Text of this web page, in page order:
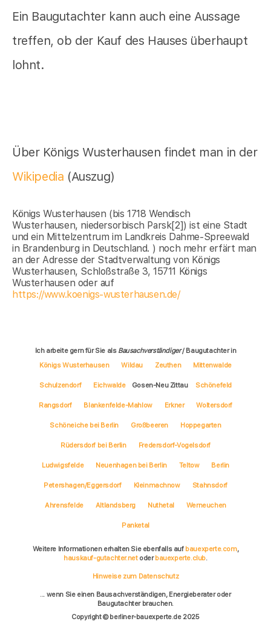
Ein Baugutachter kann auch eine Aussage
treffen, ob der Kauf des Hauses überhaupt
lohnt.
Über Königs Wusterhausen findet man in der
Wikipedia (Auszug)
Königs Wusterhausen (bis 1718 Wendisch
Wusterhausen, niedersorbisch Parsk[2]) ist eine Stadt
und ein Mittelzentrum im Landkreis Dahme-Spreewald
in Brandenburg in Deutschland. ) noch mehr erfärt man
an der Adresse der Stadtverwaltung von Königs
Wusterhausen, Schloßstraße 3, 15711 Königs
Wusterhausen oder auf
https://www.koenigs-wusterhausen.de/
Ich arbeite gern für Sie als Bausachverständiger/ Baugutachter in
Königs Wusterhausen
Wildau Zeuthen Mittenwalde
Schulzendorf Eichwalde Gosen-Neu Zittau Schönefeld
Rangsdorf Blankenfelde-Mahlow Erkner Woltersdorf
Schöneiche bei Berlin Großbeeren Hoppegarten
Rüdersdorf bei Berlin Fredersdorf-Vogelsdorf
Ludwigsfelde Neuenhagen bei Berlin Teltow Berlin
Petershagen/Eggersdorf Kleinmachnow Stahnsdorf
Ahrensfelde Altlandsberg Nuthetal Werneuchen
Panketal
Weitere Informationen erhalten Sie ebenfalls auf bauexperte.com,
hauskauf-gutachter.netoderbauexperte.club.
Hinweise zum Datenschutz
... wenn Sie einen Bausachverständigen, Energieberater oder
Baugutachter brauchen.
Copyright © berliner-bauexperte.de 2025